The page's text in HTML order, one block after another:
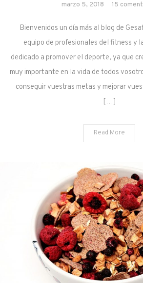
marzo 5, 2018 15
Bienvenidos un día más al blog de
equipo de profesionales del fitness y
dedicado a promover el deporte, ya que
muy importante en la vida de todos
conseguir vuestras metas y mejorar
[…]
Read More